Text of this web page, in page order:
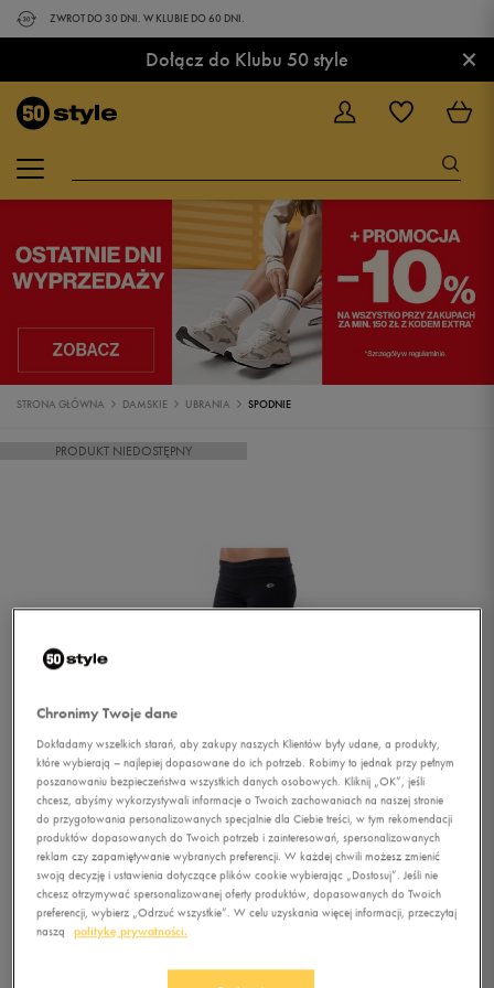
ZWROT DO 30 DNI. W KLUBIE DO 60 DNI.
Dołącz do Klubu 50 style ×
STRONA GŁÓWNA DAMSKIE UBRANIA SPODNIE
PRODUKT NIEDOSTĘPNY
1/3
Chronimy Twoje dane
Dokładamy wszelkich starań, aby zakupy naszych Klientów były udane, a produkty,
które wybierają – najlepiej dopasowane do ich potrzeb. Robimy to jednak przy pełnym
poszanowaniu bezpieczeństwa wszystkich danych osobowych. Kliknij „OK”, jeśli
chcesz, abyśmy wykorzystywali informacje o Twoich zachowaniach na naszej stronie
do przygotowania personalizowanych specjalnie dla Ciebie treści, w tym rekomendacji
produktów dopasowanych do Twoich potrzeb i zainteresowań, spersonalizowanych
reklam czy zapamiętywanie wybranych preferencji. W każdej chwili możesz zmienić
swoją decyzję i ustawienia dotyczące plików cookie wybierając „Dostosuj”. Jeśli nie
chcesz otrzymywać spersonalizowanej oferty produktów, dopasowanych do Twoich
preferencji, wybierz „Odrzuć wszystkie”. W celu uzyskania więcej informacji, przeczytaj
naszą
politykę prywatności.